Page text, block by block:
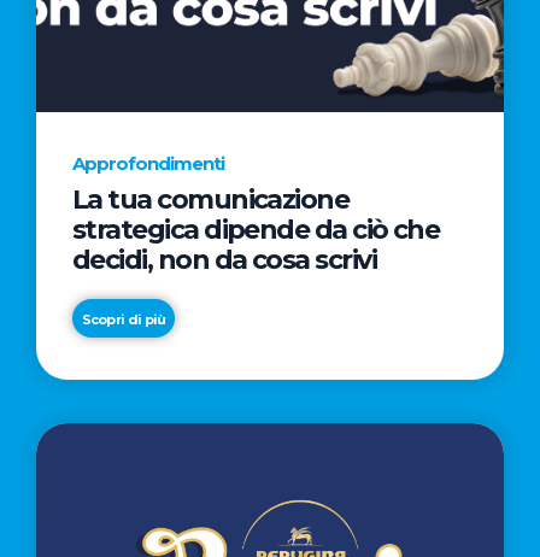
AL
CINEMA
NELLA
CAMPAGNA
REGISTA
PREMIO
OSCAR®
Approfondimenti
La tua comunicazione
strategica dipende da ciò che
decidi, non da cosa scrivi
Scopri di più